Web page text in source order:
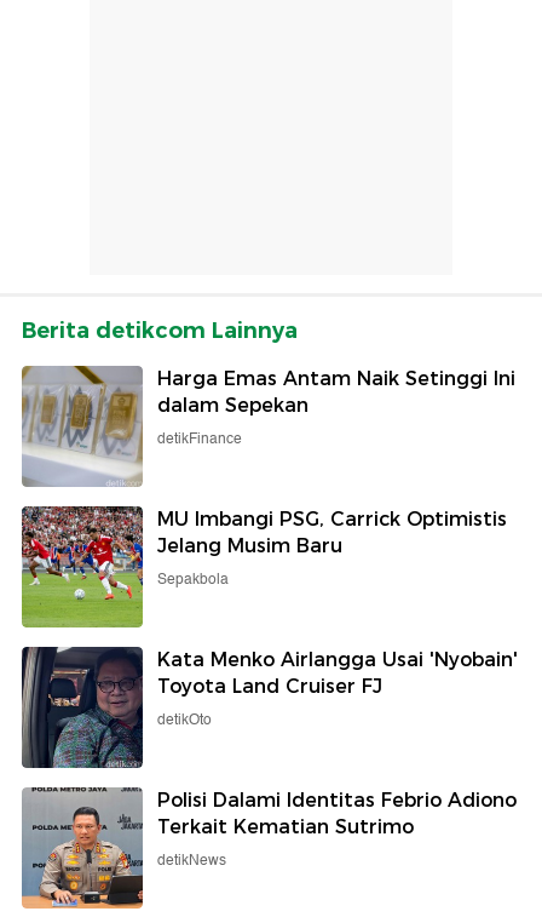
Berita detikcom Lainnya
Harga Emas Antam Naik Setinggi Ini
dalam Sepekan
detikFinance
MU Imbangi PSG, Carrick Optimistis
Jelang Musim Baru
Sepakbola
Kata Menko Airlangga Usai 'Nyobain'
Toyota Land Cruiser FJ
detikOto
Polisi Dalami Identitas Febrio Adiono
Terkait Kematian Sutrimo
detikNews